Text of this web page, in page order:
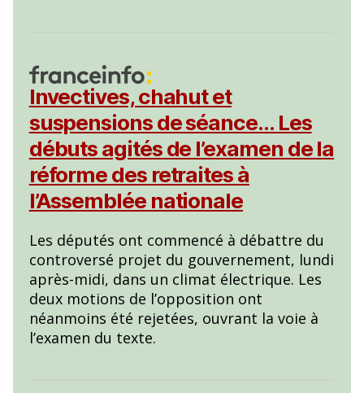
Invectives, chahut et
suspensions de séance… Les
débuts agités de l’examen de la
réforme des retraites à
l’Assemblée nationale
Les députés ont commencé à débattre du
controversé projet du gouvernement, lundi
après-midi, dans un climat électrique. Les
deux motions de l’opposition ont
néanmoins été rejetées, ouvrant la voie à
l’examen du texte.